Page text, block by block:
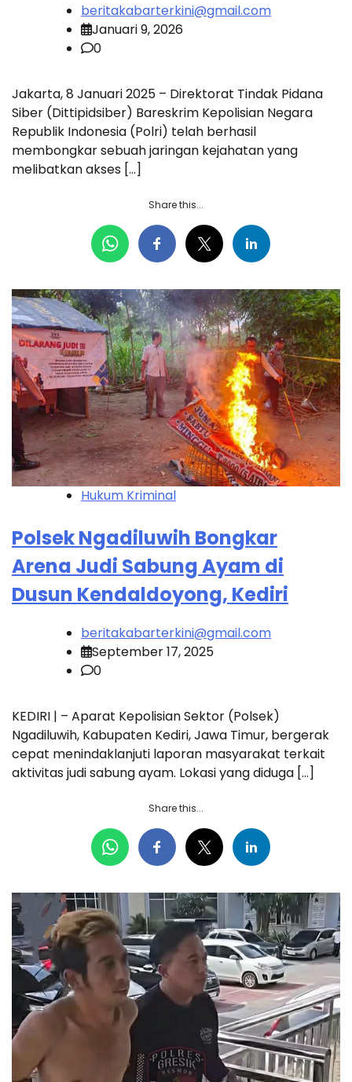
beritakabarterkini@gmail.com
Januari 9, 2026
0
Jakarta, 8 Januari 2025 – Direktorat Tindak Pidana
Siber (Dittipidsiber) Bareskrim Kepolisian Negara
Republik Indonesia (Polri) telah berhasil
membongkar sebuah jaringan kejahatan yang
melibatkan akses […]
Share this...
Hukum Kriminal
Polsek Ngadiluwih Bongkar
Arena Judi Sabung Ayam di
Dusun Kendaldoyong, Kediri
beritakabarterkini@gmail.com
September 17, 2025
0
KEDIRI | – Aparat Kepolisian Sektor (Polsek)
Ngadiluwih, Kabupaten Kediri, Jawa Timur, bergerak
cepat menindaklanjuti laporan masyarakat terkait
aktivitas judi sabung ayam. Lokasi yang diduga […]
Share this...